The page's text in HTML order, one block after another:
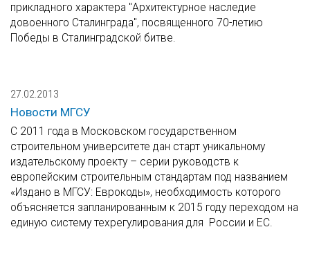
прикладного характера "Архитектурное наследие
довоенного Сталинграда", посвященного 70-летию
Победы в Сталинградской битве.
27.02.2013
Новости МГСУ
С 2011 года в Московском государственном
строительном университете дан старт уникальному
издательскому проекту – серии руководств к
европейским строительным стандартам под названием
«Издано в МГСУ: Еврокоды», необходимость которого
объясняется запланированным к 2015 году переходом на
единую систему техрегулирования для России и ЕС.